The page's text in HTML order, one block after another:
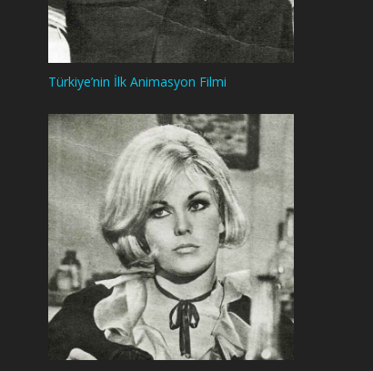
Türkiye’nin İlk Animasyon Filmi